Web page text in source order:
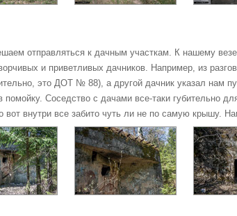
отправляться к дачным участкам. К нашему
и приветливых дачников. Например, из
это ДОТ № 88), а другой дачник указал нам
помойку. Соседство с дачами все-таки губительно
вот внутри все забито чуть ли не по самую крышу.